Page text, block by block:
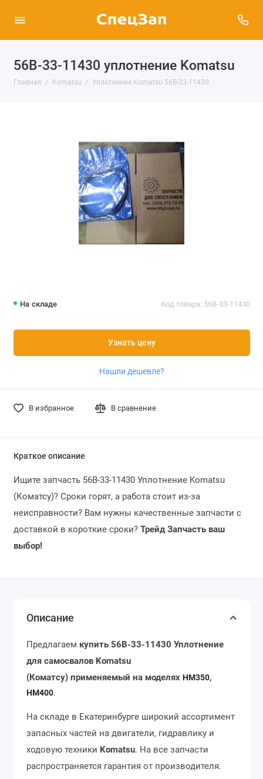
56B-33-11430 уплотнение Komatsu
Главная Komatsu Уплотнение Komatsu 56B-33-11430
На складе Код товара: 56B-33-11430
Узнать цену
Нашли дешевле?
В избранное В сравнение
Краткое описание
Ищите запчасть 56B-33-11430 Уплотнение Komatsu
(Коматсу)? Сроки горят, а работа стоит из-за
неисправности? Вам нужны качественные запчасти с
доставкой в короткие сроки? Трейд Запчасть ваш
выбор!
Описание
Предлагаем купить 56B-33-11430 Уплотнение
для самосвалов Komatsu
(Коматсу) применяемый на моделях HM350,
HM400.
На складе в Екатеринбурге широкий ассортимент
запасных частей на двигатели, гидравлику и
ходовую техники Komatsu. На все запчасти
распространяется гарантия от производителя.